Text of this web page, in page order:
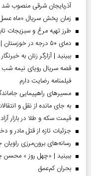
آذربایجان شرقی منصوب شد
زمان پخش سریال «ماه
طرز تهیه مرغ و سبزیجات
دمای ۵۰ درجه در خوزستان | احتمال بارش‌های سیل‌آسا در ۳ استان
ببینید | آزارگر زنان به
قصه سریال رویای نیمه
فیلمنامه رضایت دارم
مسیر‌های راهپیمایی
به جای مانده از نقل و
قیمت سکه و طلا در بازار آزاد در ۱۰
جزئیات تازه از قتل مادر و
رسانه‌های برون‌مرزی راویان
ببینید | «چهل روز »
بحران کم‌عمق